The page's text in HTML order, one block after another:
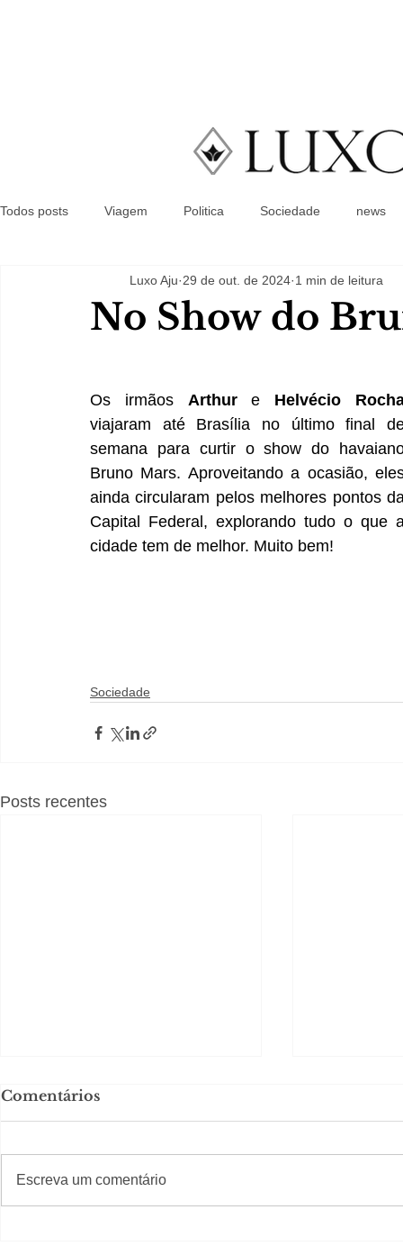
Todos posts Viagem Politica Sociedade news
No Show do
Luxo Aju 29 de out. de 2024 1 min de leitura
Os irmãos Arthur e Helvécio
viajaram até Brasília no último final
semana para curtir o show do
Bruno Mars. Aproveitando a ocasião,
ainda circularam pelos melhores pontos
Capital Federal, explorando tudo o que
cidade tem de melhor. Muito bem!
Sociedade
Posts recentes
Solteirou!
Comentários
Escreva um comentário
#Sugestões